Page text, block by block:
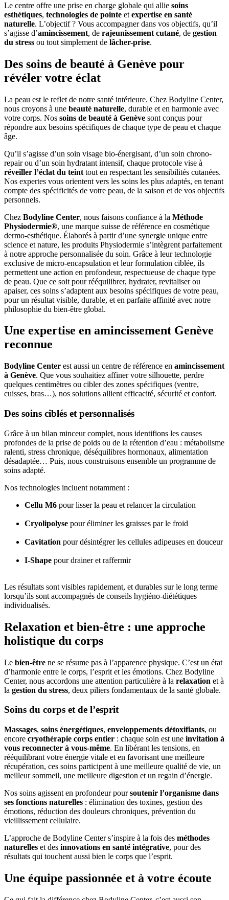
Le centre offre une prise en charge globale qui allie soins
esthétiques, technologies de pointe et expertise en santé
naturelle. L’objectif ? Vous accompagner dans vos objectifs, qu’il
s’agisse d’amincissement, de rajeunissement cutané, de gestion
du stress ou tout simplement de lâcher-prise.
Des soins de beauté à Genève pour
révéler votre éclat
La peau est le reflet de notre santé intérieure. Chez Bodyline Center,
nous croyons à une beauté naturelle, durable et en harmonie avec
votre corps. Nos soins de beauté à Genève sont conçus pour
répondre aux besoins spécifiques de chaque type de peau et chaque
âge.
Qu’il s’agisse d’un soin visage bio-énergisant, d’un soin chrono-
repair ou d’un soin hydratant intensif, chaque protocole vise à
réveiller l’éclat du teint tout en respectant les sensibilités cutanées.
Nos expertes vous orientent vers les soins les plus adaptés, en tenant
compte des spécificités de votre peau, de la saison et de vos objectifs
personnels.
Chez Bodyline Center, nous faisons confiance à la Méthode
Physiodermie®, une marque suisse de référence en cosmétique
dermo-esthétique. Élaborés à partir d’une synergie unique entre
science et nature, les produits Physiodermie s’intègrent parfaitement
à notre approche personnalisée du soin. Grâce à leur technologie
exclusive de micro-encapsulation et leur formulation ciblée, ils
permettent une action en profondeur, respectueuse de chaque type
de peau. Que ce soit pour rééquilibrer, hydrater, revitaliser ou
apaiser, ces soins s’adaptent aux besoins spécifiques de votre peau,
pour un résultat visible, durable, et en parfaite affinité avec notre
philosophie du bien-être global.
Une expertise en amincissement Genève
reconnue
Bodyline Center est aussi un centre de référence en amincissement
à Genève. Que vous souhaitiez affiner votre silhouette, perdre
quelques centimètres ou cibler des zones spécifiques (ventre,
cuisses, bras…), nos solutions allient efficacité, sécurité et confort.
Des soins ciblés et personnalisés
Grâce à un bilan minceur complet, nous identifions les causes
profondes de la prise de poids ou de la rétention d’eau : métabolisme
ralenti, stress chronique, déséquilibres hormonaux, alimentation
désadaptée… Puis, nous construisons ensemble un programme de
soins adapté.
Nos technologies incluent notamment :
Cellu M6 pour lisser la peau et relancer la circulation
Cryolipolyse pour éliminer les graisses par le froid
Cavitation pour désintégrer les cellules adipeuses en douceur
I-Shape pour drainer et raffermir
Les résultats sont visibles rapidement, et durables sur le long terme
lorsqu’ils sont accompagnés de conseils hygiéno-diététiques
individualisés.
Relaxation et bien-être : une approche
holistique du corps
Le bien-être ne se résume pas à l’apparence physique. C’est un état
d’harmonie entre le corps, l’esprit et les émotions. Chez Bodyline
Center, nous accordons une attention particulière à la relaxation et à
la gestion du stress, deux piliers fondamentaux de la santé globale.
Soins du corps et de l’esprit
Massages, soins énergétiques, enveloppements détoxifiants, ou
encore cryothérapie corps entier : chaque soin est une invitation à
vous reconnecter à vous-même. En libérant les tensions, en
rééquilibrant votre énergie vitale et en favorisant une meilleure
récupération, ces soins participent à une meilleure qualité de vie, un
meilleur sommeil, une meilleure digestion et un regain d’énergie.
Nos soins agissent en profondeur poursoutenir l’organisme dans
ses fonctions naturelles : élimination des toxines, gestion des
émotions, réduction des douleurs chroniques, prévention du
vieillissement cellulaire.
L’approche de Bodyline Center s’inspire à la fois des méthodes
naturelles et des innovations en santé intégrative, pour des
résultats qui touchent aussi bien le corps que l’esprit.
Une équipe passionnée et à votre écoute